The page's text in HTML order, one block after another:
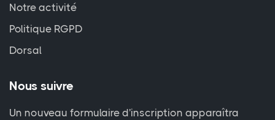
Notre activité
Politique RGPD
Dorsal
Nous suivre
Un nouveau formulaire d'inscription apparaîtra